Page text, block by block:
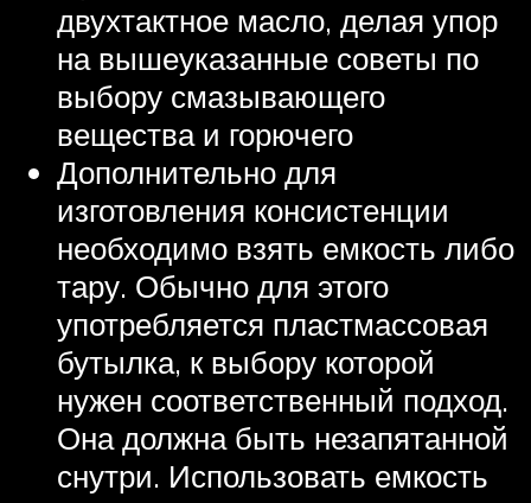
двухтактное масло, делая упор
на вышеуказанные советы по
выбору смазывающего
вещества и горючего
Дополнительно для
изготовления консистенции
необходимо взять емкость либо
тару. Обычно для этого
употребляется пластмассовая
бутылка, к выбору которой
нужен соответственный подход.
Она должна быть незапятанной
снутри. Использовать емкость